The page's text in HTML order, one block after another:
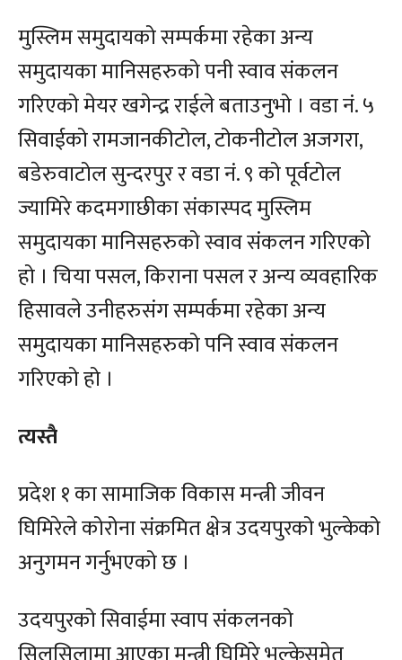
मुस्लिम समुदायको सम्पर्कमा रहेका अन्य
समुदायका मानिसहरुको पनी स्वाव संकलन
गरिएको मेयर खगेन्द्र राईले बताउनुभो । वडा नं. ५
सिवाईको रामजानकीटोल, टोकनीटोल अजगरा,
बडेरुवाटोल सुन्दरपुर र वडा नं. ९ को पूर्वटोल
ज्यामिरे कदमगाछीका संकास्पद मुस्लिम
समुदायका मानिसहरुको स्वाव संकलन गरिएको
हो । चिया पसल, किराना पसल र अन्य व्यवहारिक
हिसावले उनीहरुसंग सम्पर्कमा रहेका अन्य
समुदायका मानिसहरुको पनि स्वाव संकलन
गरिएको हो ।
त्यस्तै
प्रदेश १ का सामाजिक विकास मन्त्री जीवन
घिमिरेले कोरोना संक्रमित क्षेत्र उदयपुरको भुल्केको
अनुगमन गर्नुभएको छ ।
उदयपुरको सिवाईमा स्वाप संकलनको